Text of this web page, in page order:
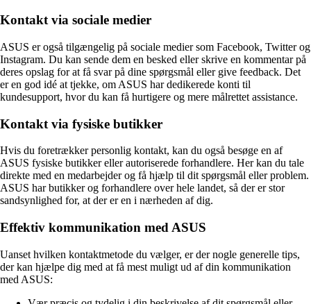
Kontakt via sociale medier
ASUS er også tilgængelig på sociale medier som Facebook, Twitter og
Instagram. Du kan sende dem en besked eller skrive en kommentar på
deres opslag for at få svar på dine spørgsmål eller give feedback. Det
er en god idé at tjekke, om ASUS har dedikerede konti til
kundesupport, hvor du kan få hurtigere og mere målrettet assistance.
Kontakt via fysiske butikker
Hvis du foretrækker personlig kontakt, kan du også besøge en af
ASUS fysiske butikker eller autoriserede forhandlere. Her kan du tale
direkte med en medarbejder og få hjælp til dit spørgsmål eller problem.
ASUS har butikker og forhandlere over hele landet, så der er stor
sandsynlighed for, at der er en i nærheden af dig.
Effektiv kommunikation med ASUS
Uanset hvilken kontaktmetode du vælger, er der nogle generelle tips,
der kan hjælpe dig med at få mest muligt ud af din kommunikation
med ASUS: